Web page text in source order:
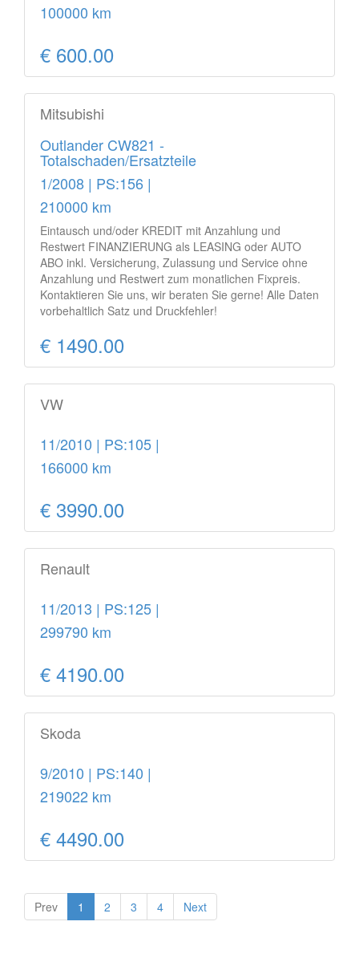
100000 km
€ 600.00
Mitsubishi
Outlander CW821 -
Totalschaden/Ersatzteile
1/2008 | PS:156 |
210000 km
Eintausch und/oder KREDIT mit Anzahlung und
Restwert FINANZIERUNG als LEASING oder AUTO
ABO inkl. Versicherung, Zulassung und Service ohne
Anzahlung und Restwert zum monatlichen Fixpreis.
Kontaktieren Sie uns, wir beraten Sie gerne! Alle Daten
vorbehaltlich Satz und Druckfehler!
€ 1490.00
VW
11/2010 | PS:105 |
166000 km
€ 3990.00
Renault
11/2013 | PS:125 |
299790 km
€ 4190.00
Skoda
9/2010 | PS:140 |
219022 km
€ 4490.00
Prev 1 2 3 4 Next